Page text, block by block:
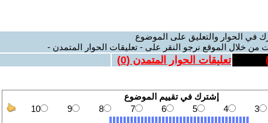
في الحوار والتعليق على الموضوع
من خلال الموقع نرجو النقر على - تعليقات الحوار المتمدن -
تعليقات الحوار المتمدن (0
)